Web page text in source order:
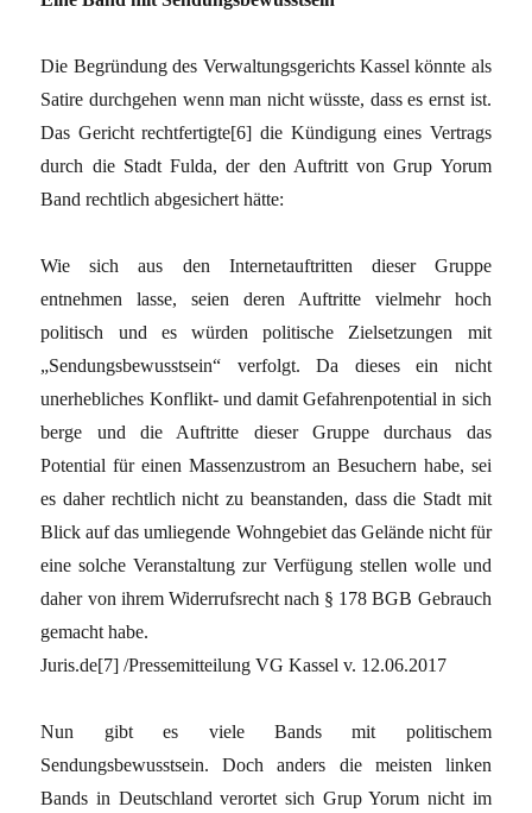
Die Begründung des Verwaltungsgerichts Kassel könnte als
Satire durchgehen wenn man nicht wüsste, dass es ernst ist.
Das Gericht rechtfertigte[6] die Kündigung eines Vertrags
durch die Stadt Fulda, der den Auftritt von Grup Yorum
Band rechtlich abgesichert hätte:
Wie sich aus den Internetauftritten dieser Gruppe
entnehmen lasse, seien deren Auftritte vielmehr hoch
politisch und es würden politische Zielsetzungen mit
„Sendungsbewusstsein“ verfolgt. Da dieses ein nicht
unerhebliches Konflikt- und damit Gefahrenpotential in sich
berge und die Auftritte dieser Gruppe durchaus das
Potential für einen Massenzustrom an Besuchern habe, sei
es daher rechtlich nicht zu beanstanden, dass die Stadt mit
Blick auf das umliegende Wohngebiet das Gelände nicht für
eine solche Veranstaltung zur Verfügung stellen wolle und
daher von ihrem Widerrufsrecht nach § 178 BGB Gebrauch
gemacht habe.
Juris.de[7] /Pressemitteilung VG Kassel v. 12.06.2017
Nun gibt es viele Bands mit politischem
Sendungsbewusstsein. Doch anders die meisten linken
Bands in Deutschland verortet sich Grup Yorum nicht im